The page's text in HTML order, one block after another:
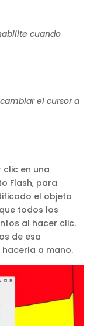
cuando
el cursor a
clic en una
Flash, para
el objeto
todos los
al hacer clic.
de esa
a mano.